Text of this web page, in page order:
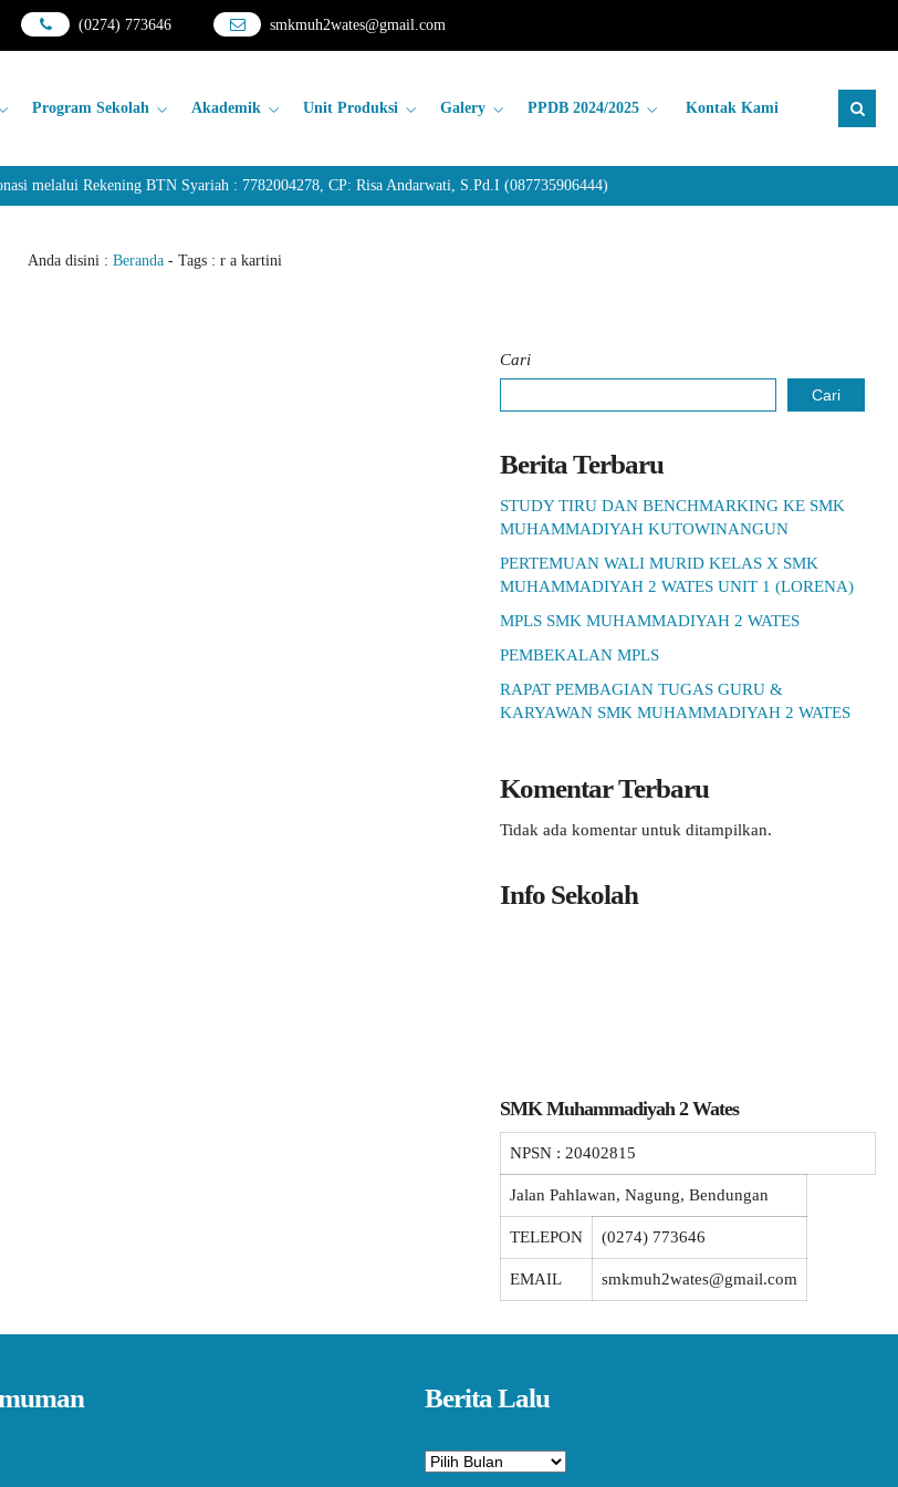
(0274) 773646 smkmuh2wates@gmail.com
Program Sekolah Akademik Unit Produksi Galery PPDB 2024/2025 Kontak Kami
melalui Rekening BTN Syariah : 7782004278, CP: Risa Andarwati, S.Pd.I (087735906444)
Anda disini : Beranda - Tags : r a kartini
Cari
Cari
Berita Terbaru
STUDY TIRU DAN BENCHMARKING KE SMK
MUHAMMADIYAH KUTOWINANGUN
PERTEMUAN WALI MURID KELAS X SMK
MUHAMMADIYAH 2 WATES UNIT 1 (LORENA)
MPLS SMK MUHAMMADIYAH 2 WATES
PEMBEKALAN MPLS
RAPAT PEMBAGIAN TUGAS GURU &
KARYAWAN SMK MUHAMMADIYAH 2 WATES
Komentar Terbaru
Tidak ada komentar untuk ditampilkan.
Info Sekolah
SMK Muhammadiyah 2 Wates
NPSN : 20402815
Jalan Pahlawan, Nagung, Bendungan
TELEPON (0274) 773646
EMAIL smkmuh2wates@gmail.com
Berita Lalu
Arsip